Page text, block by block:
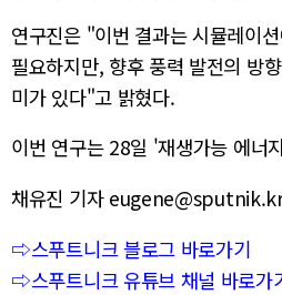
연구진은 "이번 결과는 시뮬레이
필요하지만, 향후 풍력 발전의 방
미가 있다"고 밝혔다.
이번 연구는 28일 '재생가능 에너
채유진 기자
⇨스푸트니크 블로그 바로가기
⇨스푸트니크 유튜브 채널 바로가